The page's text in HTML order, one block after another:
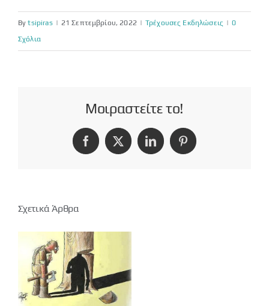
Bytsipiras | 21 Σεπτεμβρίου, 2022 | Τρέχουσες Εκδηλώσεις | 0
Σχόλια
Μοιραστείτε το!
Facebook
X LinkedInPinterest
Σχετικά Άρθρα